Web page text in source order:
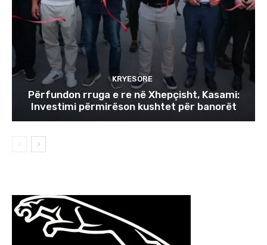
KRYESORE
Përfundon rruga e re në Xhepçisht, Kasami:
Investimi përmirëson kushtet për banorët